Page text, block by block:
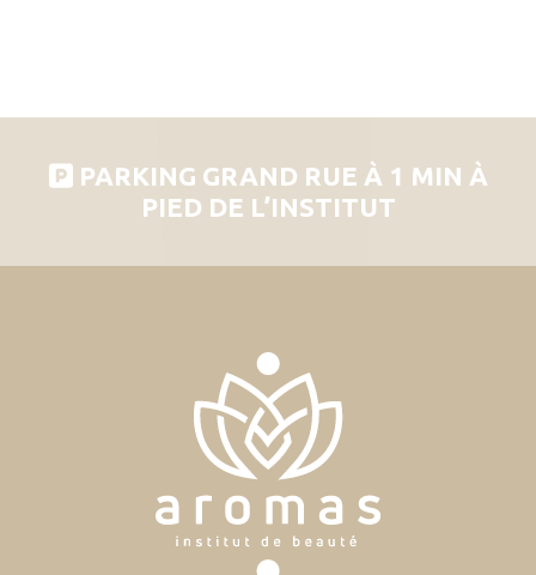
PARKING GRAND RUE À 1 MIN À
PIED DE L’INSTITUT